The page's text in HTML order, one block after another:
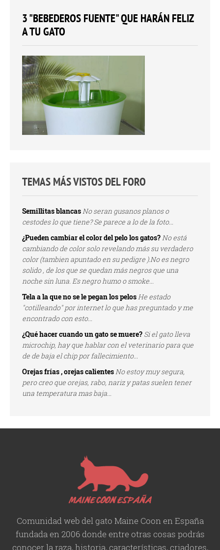
3 "BEBEDEROS FUENTE" QUE HARÁN FELIZ
A TU GATO
TEMAS MÁS VISTOS DEL FORO
Semillitas blancasNo seran gusanos planos o
cestodes lo que tiene? Se parece a lo de la foto...
¿Pueden cambiar el color del pelo los gatos?No está
cambiando de color solo revelando más su verdadero
color (tambien apuntado en su pedigre ).No es negro
solido , de los que se quedan más negros que una
noche sin luna. Es negro humo o smoke...
Tela a la que no se le pegan los pelosHe estado
"cotilleando" por internet lo que has preguntado y me
encontrado con esto...
¿Qué hacer cuando un gato se muere? Si el gato lleva
microchip, hay que hablar con el veterinario para que
de de baja el chip por fallecimiento...
Orejas frías , orejas calientesNo estoy muy segura,
pero creo que orejas, rabo, nariz y patas suelen tener
una temperatura mas baja...
Comunidad web del gato Maine Coon en España
fundada en 2006 donde entre otras cosas podrás
conocer la raza, historia,características, criadores,